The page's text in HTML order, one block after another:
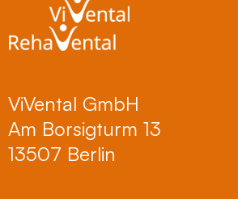
ViVental GmbH
Am Borsigturm 13
13507 Berlin